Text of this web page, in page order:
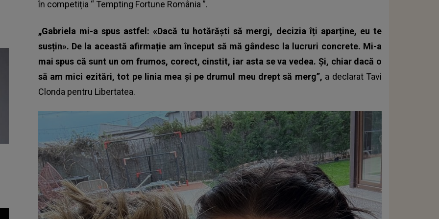
în competiția “ Tempting Fortune România ”.
„Gabriela mi-a spus astfel: «Dacă tu hotărăști să mergi, decizia îți aparține, eu te
susțin». De la această afirmație am început să mă gândesc la lucruri concrete. Mi-a
mai spus că sunt un om frumos, corect, cinstit, iar asta se va vedea. Și, chiar dacă o
să am mici ezitări, tot pe linia mea și pe drumul meu drept să merg”, a declarat Tavi
Clonda pentru Libertatea.